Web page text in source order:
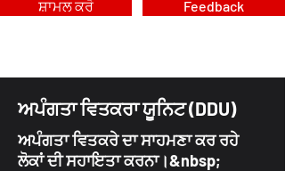
ਸ਼ਾਮਲ ਕਰੋ Feedback
ਅਪੰਗਤਾ ਵਿਤਕਰਾ ਯੂਨਿਟ (DDU)
ਅਪੰਗਤਾ ਵਿਤਕਰੇ ਦਾ ਸਾਹਮਣਾ ਕਰ ਰਹੇ
ਲੋਕਾਂ ਦੀ ਸਹਾਇਤਾ ਕਰਨਾ।&nbsp;